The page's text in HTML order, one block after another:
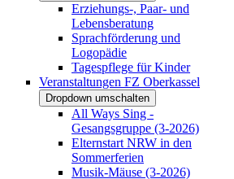
Erziehungs-, Paar- und
Lebensberatung
Sprachförderung und
Logopädie
Tagespflege für Kinder
Veranstaltungen FZ Oberkassel
Dropdown umschalten
All Ways Sing -
Gesangsgruppe (3-2026)
Elternstart NRW in den
Sommerferien
Musik-Mäuse (3-2026)